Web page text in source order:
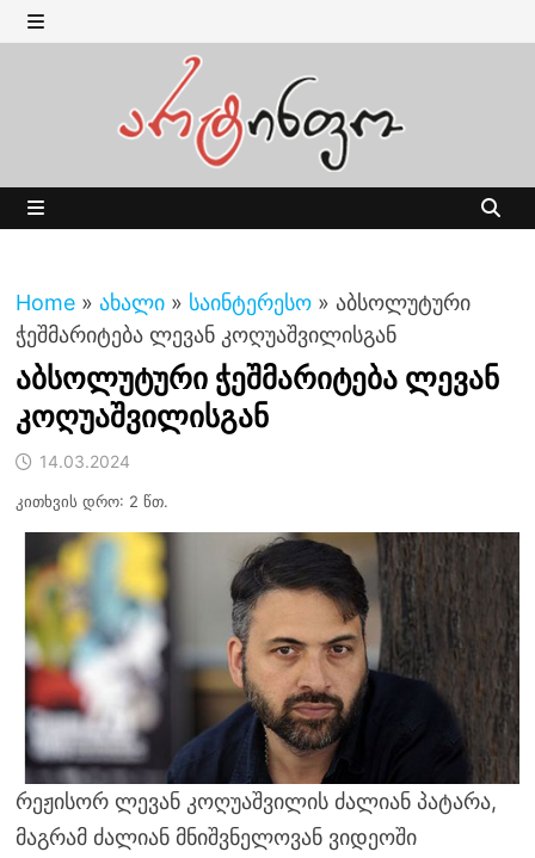
Skip
to MENU
Home » ახალი » საინტერესო » აბსოლუტური
ჭეშმარიტება ლევან კოღუაშვილისგან
აბსოლუტური ჭეშმარიტება ლევან
კოღუაშვილისგან
14.03.2024
კითხვის დრო: 2 წთ.
რეჟისორ ლევან კოღუაშვილის ძალიან პატარა,
მაგრამ ძალიან მნიშვნელოვან ვიდეოში